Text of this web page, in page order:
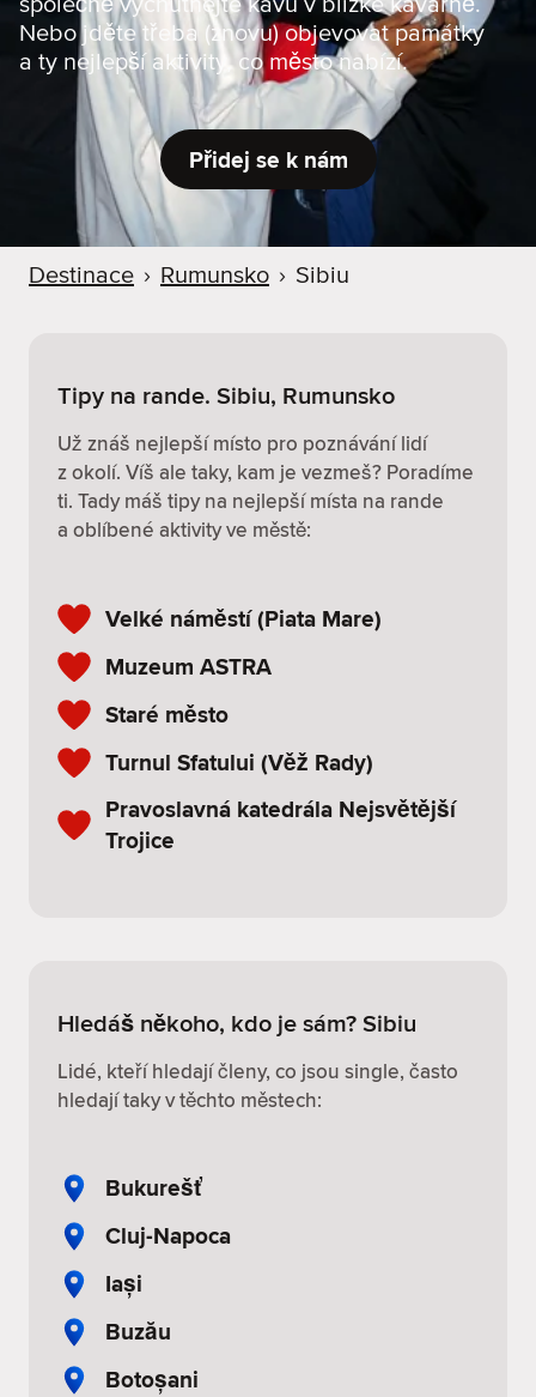
u
společně vychutnejte kávu v blízké kavárně.
Nebo jděte třeba (znovu) objevovat památky
a ty nejlepší aktivity, co město nabízí.
Přidej se k nám
Destinace › Rumunsko › Sibiu
Tipy na rande. Sibiu, Rumunsko
Už znáš nejlepší místo pro poznávání lidí
z okolí. Víš ale taky, kam je vezmeš? Poradíme
ti. Tady máš tipy na nejlepší místa na rande
a oblíbené aktivity ve městě:
Velké náměstí (Piata Mare)
Muzeum ASTRA
Staré město
Turnul Sfatului (Věž Rady)
Pravoslavná katedrála Nejsvětější
Trojice
Hledáš někoho, kdo je sám? Sibiu
Lidé, kteří hledají členy, co jsou single, často
hledají taky v těchto městech:
Bukurešť
Cluj-Napoca
Iași
Buzău
Botoșani